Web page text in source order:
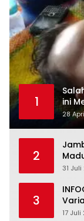
1
ini
28
2
31 Juli
3
17